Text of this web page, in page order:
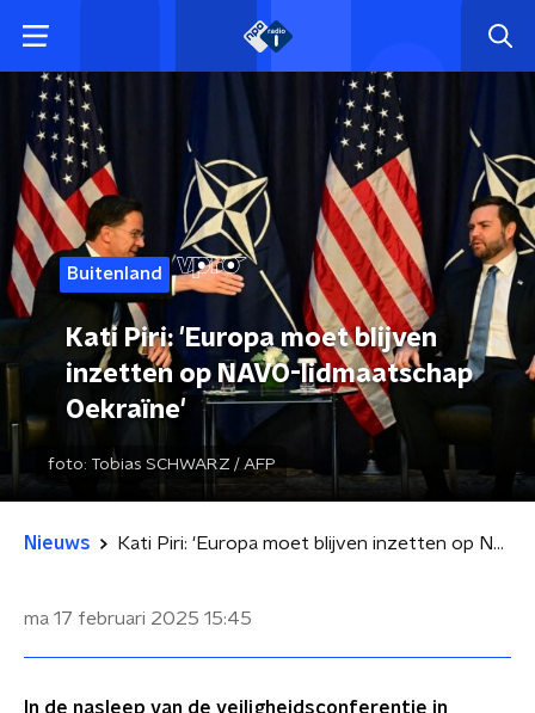
Buitenland
Kati Piri: 'Europa moet blijven
inzetten op NAVO-lidmaatschap
Oekraïne'
foto: Tobias SCHWARZ / AFP
Nieuws Kati Piri: 'Europa moet blijven inzetten op NAVO-lidmaatschap Oekraïne'
ma 17 februari 2025 15:45
In de nasleep van de veiligheidsconferentie in